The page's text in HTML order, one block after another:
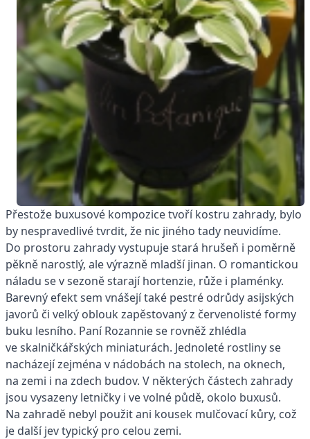
Přestože buxusové kompozice tvoří kostru zahrady, bylo
by nespravedlivé tvrdit, že nic jiného tady neuvidíme.
Do prostoru zahrady vystupuje stará hrušeň i poměrně
pěkně narostlý, ale výrazně mladší jinan. O romantickou
náladu se v sezoně starají hortenzie, růže i plaménky.
Barevný efekt sem vnášejí také pestré odrůdy asijských
javorů či velký oblouk zapěstovaný z červenolisté formy
buku lesního. Paní Rozannie se rovněž zhlédla
ve skalničkářských miniaturách. Jednoleté rostliny se
nacházejí zejména v nádobách na stolech, na oknech,
na zemi i na zdech budov. V některých částech zahrady
jsou vysazeny letničky i ve volné půdě, okolo buxusů.
Na zahradě nebyl použit ani kousek mulčovací kůry, což
je další jev typický pro celou zemi.